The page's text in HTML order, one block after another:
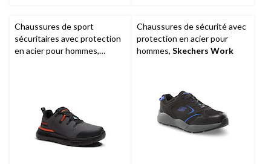
Chaussures de sport
sécuritaires avec protection
en acier pour hommes,
Chaussures de sécurité avec
protection en acier pour
hommes, Skechers Work